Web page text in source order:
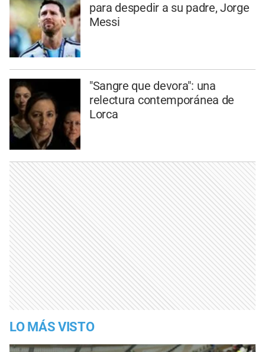
para despedir a su padre, Jorge
Messi
"Sangre que devora": una
relectura contemporánea de
Lorca
LO MÁS VISTO